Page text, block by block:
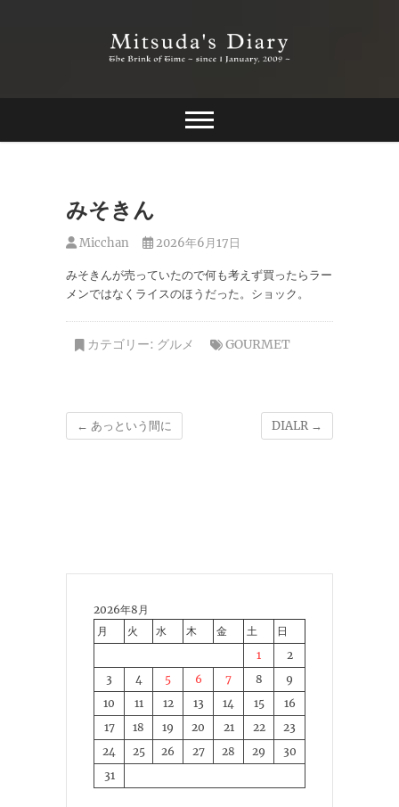
Mitsuda's Diary
みそきん
Micchan 2026年6月17日
みそきんが売っていたので何も考えず買ったらラー
メンではなくライスのほうだった。ショック。
カテゴリー: グルメ GOURMET
← あっという間に DIALR →
2026年8月
月
火 水 木 金 土
日
1
2
3
4 5 6 7 8
9
10
11 12 13 14 15
16
17
18 19 20 21 22
23
24
25 26 27 28 29
30
31